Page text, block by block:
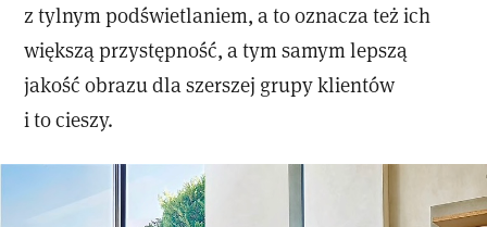
z tylnym podświetlaniem, a to oznacza też ich
większą przystępność, a tym samym lepszą
jakość obrazu dla szerszej grupy klientów
i to cieszy.